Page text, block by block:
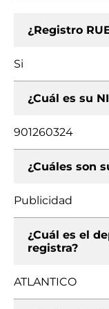
¿Registro
Si
¿Cuál es su
901260324
¿Cuáles son
Publicidad
¿Cuál es el
registra?
ATLANTICO